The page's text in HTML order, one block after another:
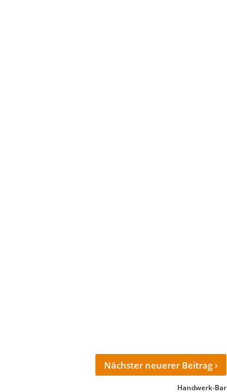
Nächster neuerer Beitrag›
Handwerk-Bar